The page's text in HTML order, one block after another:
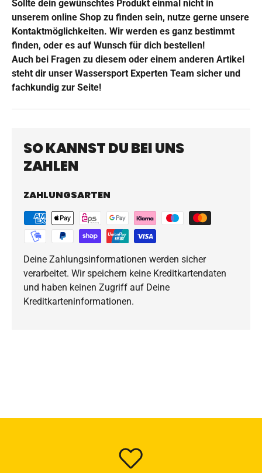
Sollte dein gewünschtes Produkt einmal nicht in
unserem online Shop zu finden sein, nutze gerne unsere
Kontaktmöglichkeiten. Wir werden es ganz bestimmt
finden, oder es auf Wunsch für dich bestellen!
Auch bei Fragen zu diesem oder einem anderen Artikel
steht dir unser Wassersport Experten Team sicher und
fachkundig zur Seite!
SO KANNST DU BEI UNS
ZAHLEN
ZAHLUNGSARTEN
Deine Zahlungsinformationen werden sicher
verarbeitet. Wir speichern keine Kreditkartendaten
und haben keinen Zugriff auf Deine
Kreditkarteninformationen.